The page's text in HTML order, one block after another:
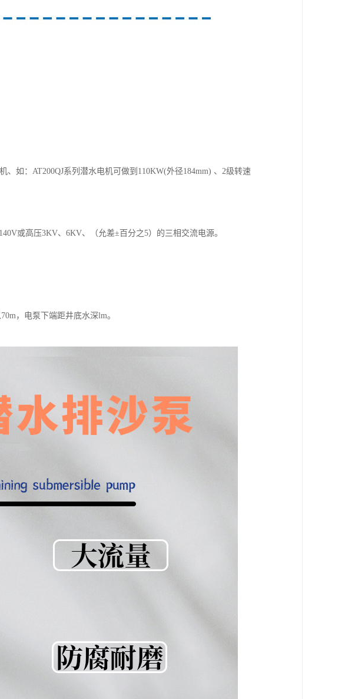
如：AT200QJ系列潜水电机可做到110KW(外径184mm) 、2级转速
或高压3KV、6KV、（允差±百分之5）的三相交流电源。
，电泵下端距井底水深lm。